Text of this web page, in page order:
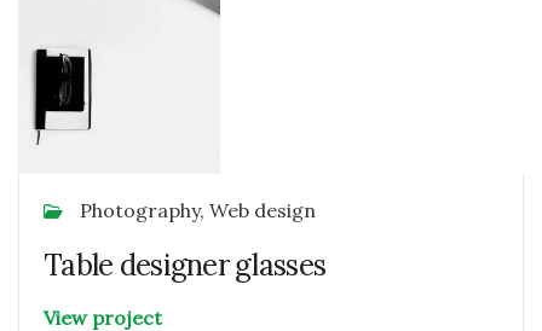
Photography, Web design
Table designer glasses
View project